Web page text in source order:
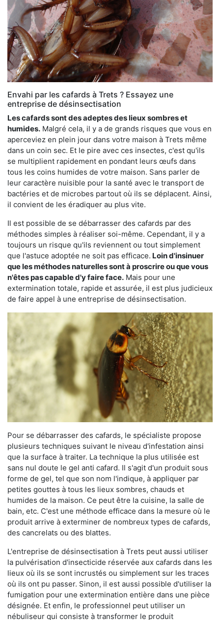
Envahi par les cafards à Trets ? Essayez une
entreprise de désinsectisation
Les cafards sont des adeptes des lieux sombres et
humides. Malgré cela, il y a de grands risques que vous en
aperceviez en plein jour dans votre maison à Trets même
dans un coin sec. Et le pire avec ces insectes, c'est qu'ils
se multiplient rapidement en pondant leurs œufs dans
tous les coins humides de votre maison. Sans parler de
leur caractère nuisible pour la santé avec le transport de
bactéries et de microbes partout où ils se déplacent. Ainsi,
il convient de les éradiquer au plus vite.
Il est possible de se débarrasser des cafards par des
méthodes simples à réaliser soi-même. Cependant, il y a
toujours un risque qu'ils reviennent ou tout simplement
que l'astuce adoptée ne soit pas efficace. Loin d'insinuer
que les méthodes naturelles sont à proscrire ou que vous
n'êtes pas capable d'y faire face. Mais pour une
extermination totale, rapide et assurée, il est plus judicieux
de faire appel à une entreprise de désinsectisation.
Pour se débarrasser des cafards, le spécialiste propose
plusieurs techniques suivant le niveau d'infestation ainsi
que la surface à traiter. La technique la plus utilisée est
sans nul doute le gel anti cafard. Il s'agit d'un produit sous
forme de gel, tel que son nom l'indique, à appliquer par
petites gouttes à tous les lieux sombres, chauds et
humides de la maison. Ce peut être la cuisine, la salle de
bain, etc. C'est une méthode efficace dans la mesure où le
produit arrive à exterminer de nombreux types de cafards,
des cancrelats ou des blattes.
L'entreprise de désinsectisation à Trets peut aussi utiliser
la pulvérisation d'insecticide réservée aux cafards dans les
lieux où ils se sont incrustés ou simplement sur les traces
où ils ont pu passer. Sinon, il est aussi possible d'utiliser la
fumigation pour une extermination entière dans une pièce
désignée. Et enfin, le professionnel peut utiliser un
nébuliseur qui consiste à transformer le produit